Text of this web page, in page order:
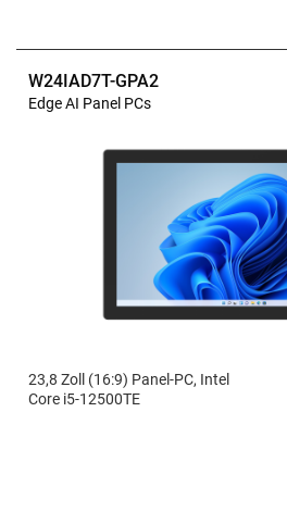
W24IAD7T-GPA2
Edge AI Panel PCs
23,8 Zoll (16:9) Panel-PC, Intel
Core i5-12500TE